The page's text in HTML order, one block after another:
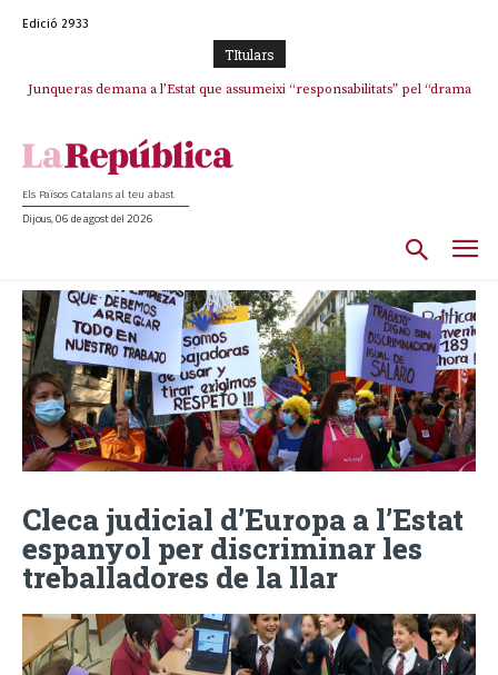
Edició 2933
TItulars
Junqueras demana a l’Estat que assumeixi “responsabilitats” pel “drama
Els Països Catalans al teu abast
Dijous, 06 de agost del 2026
Cleca judicial d’Europa a l’Estat
espanyol per discriminar les
treballadores de la llar